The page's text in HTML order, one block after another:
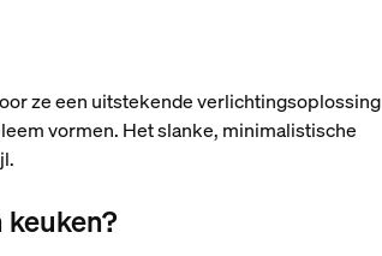
ze een uitstekende verlichtingsoplossing
vormen. Het slanke, minimalistische